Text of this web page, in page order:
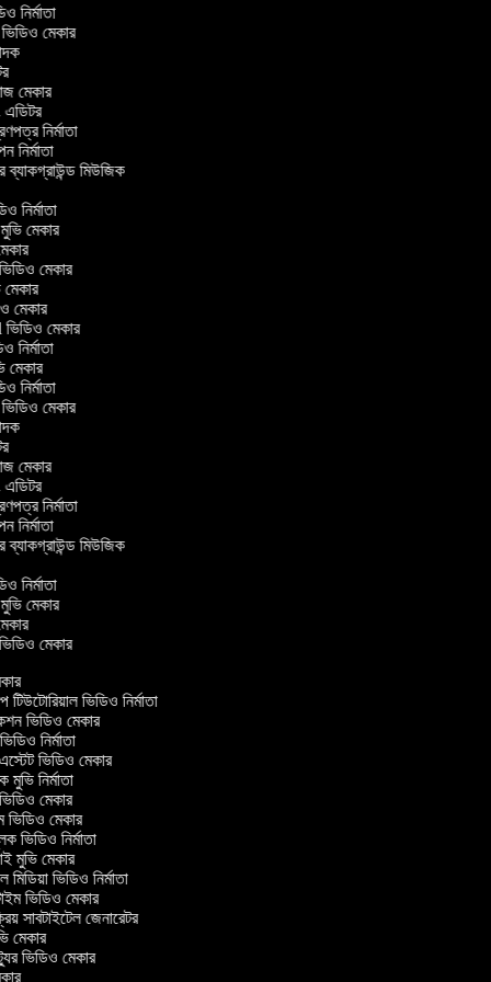
নির্মাতা
মেকার
মেকার
এডিটর
নির্মাতা
নির্মাতা
ব্যাকগ্রাউন্ড মিউজিক
নির্মাতা
মেকার
ভিডিও মেকার
মেকার
মেকার
ভিডিও মেকার
নির্মাতা
মেকার
নির্মাতা
মেকার
মেকার
এডিটর
নির্মাতা
নির্মাতা
ব্যাকগ্রাউন্ড মিউজিক
নির্মাতা
মেকার
ভিডিও মেকার
ভিডিও নির্মাতা
ভিডিও মেকার
নির্মাতা
ভিডিও মেকার
মুভি নির্মাতা
মেকার
ভিডিও মেকার
ভিডিও নির্মাতা
মুভি মেকার
ভিডিও নির্মাতা
ভিডিও মেকার
সাবটাইটেল জেনারেটর
মেকার
ভিডিও মেকার